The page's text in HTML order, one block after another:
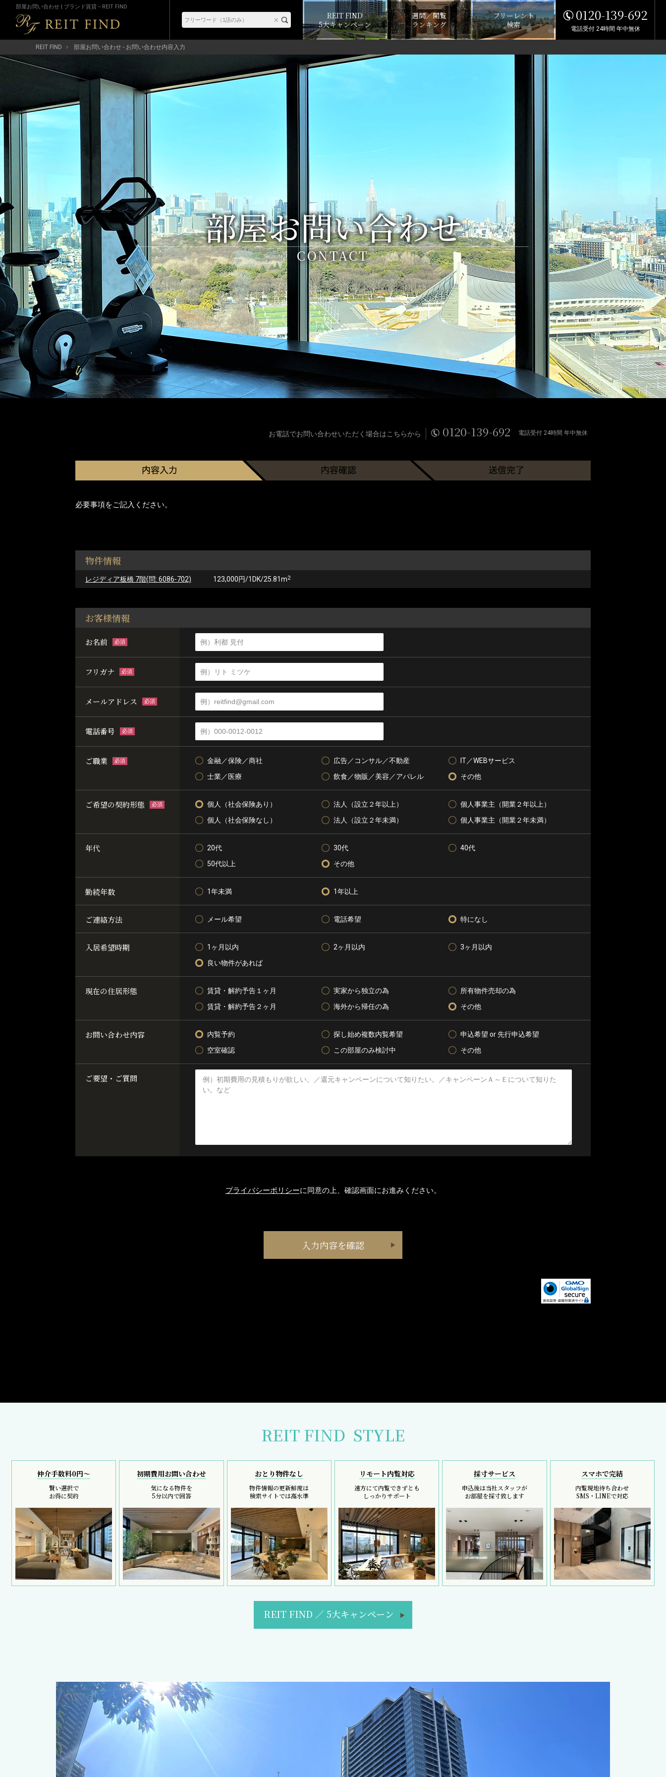
部屋お問い合わせ | ブランド賃貸－REIT FIND
REIT FIND
5大キャンペーン
週間／閲覧
ランキング
フリーレント
検索
0120-139-692
電話受付 24時間 年中無休
REIT FIND 部屋お問い合わせ - お問い合わせ内容入力
部屋お問い合わせ
CONTACT
お電話でお問い合わせいただく場合はこちらから 0120-139-692 電話受付 24時間 年中無休
必要事項をご記入ください。
物件情報
レジディア板橋 7階(問: 6086-702) 123,000円/1DK/25.81m2
お客様情報
お名前 必須
フリガナ 必須
メールアドレス 必須
電話番号 必須
ご職業 必須 金融／保険／商社 広告／コンサル／不動産
IT／WEBサービス
士業／医療
飲食／物販／美容／アパレル その他
ご希望の契約形態 必須 個人（社会保険あり） 法人（設立２年以上）
個人事業主（開業２年以上）
個人（社会保険なし）
法人（設立２年未満） 個人事業主（開業２年未満）
年代 20代 30代
40代
50代以上
その他
勤続年数 1年未満 1年以上
ご連絡方法 メール希望 電話希望 特になし
入居希望時期 1ヶ月以内 2ヶ月以内
3ヶ月以内
良い物件があれば
現在の住居形態 賃貸・解約予告１ヶ月 実家から独立の為
所有物件売却の為
賃貸・解約予告２ヶ月
海外から帰任の為 その他
お問い合わせ内容 内覧予約 探し始め複数内覧希望
申込希望 or 先行申込希望
空室確認
この部屋のみ検討中 その他
ご要望・ご質問
プライバシーポリシーに同意の上、確認画面にお進みください。
REIT FIND STYLE
仲介手数料0円～
賢い選択で
お得に契約
初期費用お問い合わせ
気になる物件を
5分以内で回答
おとり物件なし
物件情報の更新鮮度は
検索サイトでは高水準
リモート内覧対応
遠方にて内覧できずとも
しっかりサポート
採寸サービス
申込後は当社スタッフが
お部屋を採寸致します
スマホで完結
内覧現地待ち合わせ
SMS・LINEで対応
REIT FIND ／ 5大キャンペーン